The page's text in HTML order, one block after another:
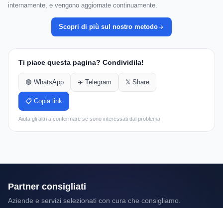
internamente, e vengono aggiornate continuamente.
Scopri di più sul nostro metodo
Ti piace questa pagina? Condividila!
🟢 WhatsApp ✈️ Telegram 𝕏 Share
📋 Copia link
Aiuta gli altri a confermare se sono interessati dal problema.
Partner consigliati
Aziende e servizi selezionati con cura che consigliamo.